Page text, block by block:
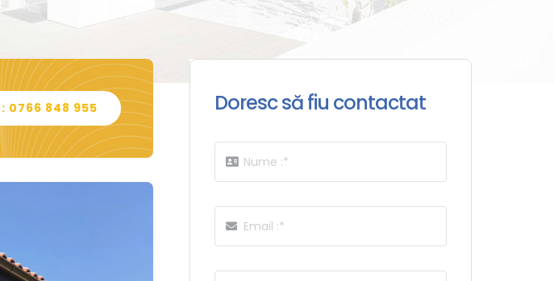
0766 848 955 Doresc să fiu contactat